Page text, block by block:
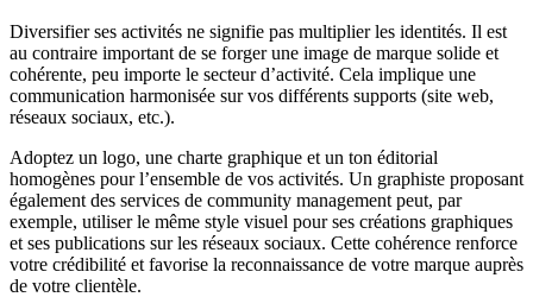
Diversifier ses activités ne signifie pas multiplier les identités. Il est
au contraire important de se forger une image de marque solide et
cohérente, peu importe le secteur d’activité. Cela implique une
communication harmonisée sur vos différents supports (site web,
réseaux sociaux, etc.).
Adoptez un logo, une charte graphique et un ton éditorial
homogènes pour l’ensemble de vos activités. Un graphiste proposant
également des services de community management peut, par
exemple, utiliser le même style visuel pour ses créations graphiques
et ses publications sur les réseaux sociaux. Cette cohérence renforce
votre crédibilité et favorise la reconnaissance de votre marque auprès
de votre clientèle.